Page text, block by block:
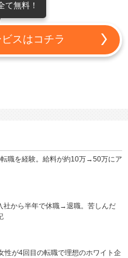
て無料！
スはコチラ
転職を経験。給料が約10万→50万にア
社から半年で休職→退職。苦しんだ
性が4回目の転職で理想のホワイト企